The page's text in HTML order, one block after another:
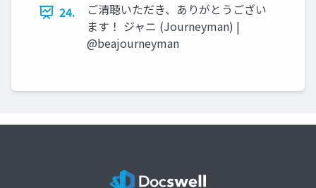
24.
ご清聴いただき、ありがとうござい
ます！ ジャニ (Journeyman) |
@beajourneyman